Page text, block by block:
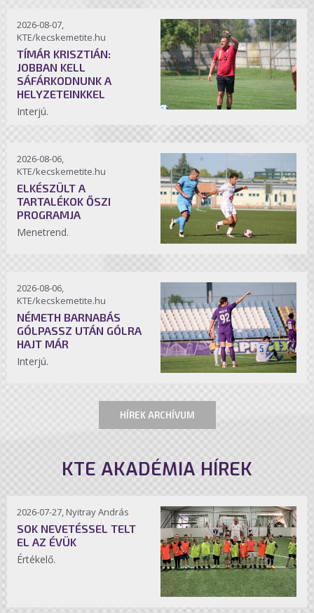
2026-08-07,
KTE/kecskemetite.hu
TÍMÁR KRISZTIÁN:
JOBBAN KELL
SÁFÁRKODNUNK A
HELYZETEINKKEL
Interjú.
2026-08-06,
KTE/kecskemetite.hu
ELKÉSZÜLT A
TARTALÉKOK ŐSZI
PROGRAMJA
Menetrend.
2026-08-06,
KTE/kecskemetite.hu
NÉMETH BARNABÁS
GÓLPASSZ UTÁN GÓLRA
HAJT MÁR
Interjú.
HÍREK ARCHÍVUM
KTE AKADÉMIA HÍREK
2026-07-27, Nyitray András
SOK NEVETÉSSEL TELT
EL AZ ÉVÜK
Értékelő.